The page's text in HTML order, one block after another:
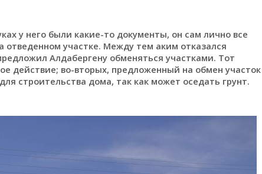
у него были какие-то документы, он сам лично все
участке. Между тем аким отказался
Алдабергену обменяться участками. Тот
действие; во-вторых, предложенный на обмен участок
строительства дома, так как может оседать грунт.